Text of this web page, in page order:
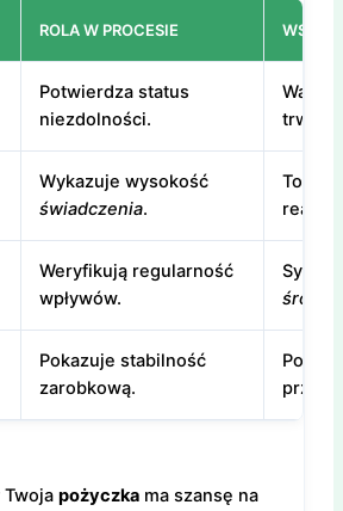
ROLA W PROCESIE
Potwierdza status
niezdolności.
Wykazuje wysokość
świadczenia.
To
realny
Weryfikują regularność
wpływów.
środki
Pokazuje stabilność
zarobkową.
pożyczkama szansę na